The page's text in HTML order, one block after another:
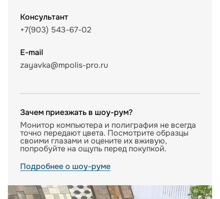
Консультант
+7(903) 543-67-02
E-mail
zayavka@mpolis-pro.ru
Зачем приезжать в шоу-рум?
Монитор компьютера и полиграфия не всегда
точно передают цвета. Посмотрите образцы
своими глазами и оцените их вживую,
попробуйте на ощупь перед покупкой.
Подробнее о шоу-руме